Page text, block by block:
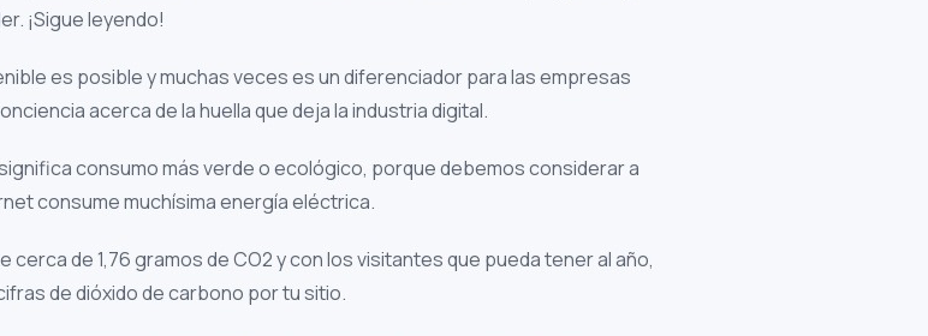
¡Sigue leyendo!
es posible y muchas veces es un diferenciador para las empresas
acerca de la huella que deja la industria digital.
consumo más verde o ecológico, porque debemos considerar a
consume muchísima energía eléctrica.
cerca de 1,76 gramos de CO2 y con los visitantes que pueda tener al año,
de dióxido de carbono por tu sitio.